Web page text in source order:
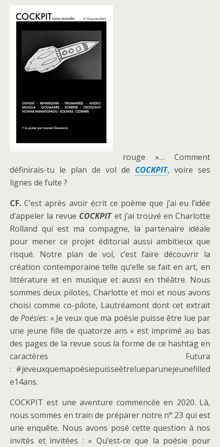
rouge »… Comment
définirais-tu le plan de vol de COCKPIT, voire ses
lignes de fuite ?
CF.C’est après avoir écrit ce poème que j’ai eu l’idée
d’appeler la revue COCKPIT et j’ai trouvé en Charlotte
Rolland qui est ma compagne, la partenaire idéale
pour mener ce projet éditorial aussi ambitieux que
risqué. Notre plan de vol, c’est faire découvrir la
création contemporaine telle qu’elle se fait en art, en
littérature et en musique et aussi en théâtre. Nous
sommes deux pilotes, Charlotte et moi et nous avons
choisi comme co-pilote, Lautréamont dont cet extrait
dePoésies: « Je veux que ma poésie puisse être lue par
une jeune fille de quatorze ans » est imprimé au bas
des pages de la revue sous la forme de ce hashtag en
caractères Futura
: #jeveuxquemapoésiepuisseêtrelueparunejeunefilled
e14ans.
COCKPIT est une aventure commencée en 2020. Là,
nous sommes en train de préparer notre n° 23 qui est
une enquête. Nous avons posé cette question à nos
invités et invitées : « Qu’est-ce que la poésie pour